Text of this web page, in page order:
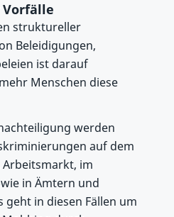
struktureller
Beleidigungen,
ist darauf
Menschen diese
werden
auf dem
Arbeitsmarkt, im
in Ämtern und
geht in diesen Fällen um